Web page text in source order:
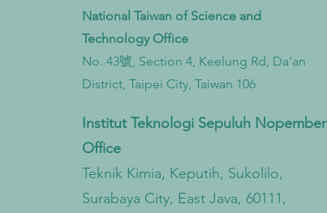
Taiwan Perkuat Kemitraan Lintas
Kementerian untuk Mengatasi
Pencemaran Mikroplastik dari
Darat hingga Laut
National Taiwan of Science and
Technology Office
No. 43號, Section 4, Keelung Rd, Da’an
District, Taipei City, Taiwan 106
Institut Teknologi Sepuluh Nopember
Office
Teknik Kimia, Keputih, Sukolilo,
Surabaya City, East Java, 60111,